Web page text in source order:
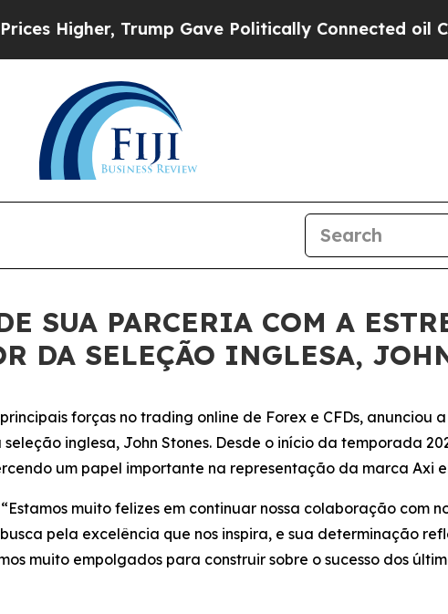
Trump Gave Politically Connected oil
SUA PARCERIA COM A
DA SELEÇÃO INGLESA,
forças no trading online de Forex e CFDs, anunciou
inglesa, John Stones. Desde o início da temporada
um papel importante na representação da marca Axi
muito felizes em continuar nossa colaboração com
pela excelência que nos inspira, e sua determinação
muito empolgados para construir sobre o sucesso dos